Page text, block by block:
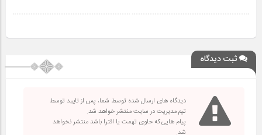
ثبت دیدگاه
دیدگاه های ارسال شده توسط شما، پس از تایید توسط
تیم مدیریت در سایت منتشر خواهد شد.
پیام هایی که حاوی تهمت یا افترا باشد منتشر نخواهد
شد.